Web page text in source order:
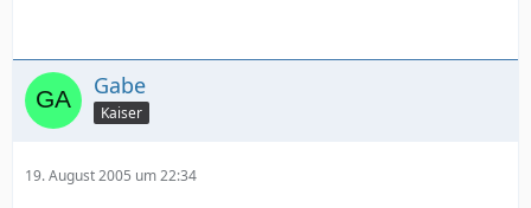
Gabe
Kaiser
19. August 2005 um 22:34